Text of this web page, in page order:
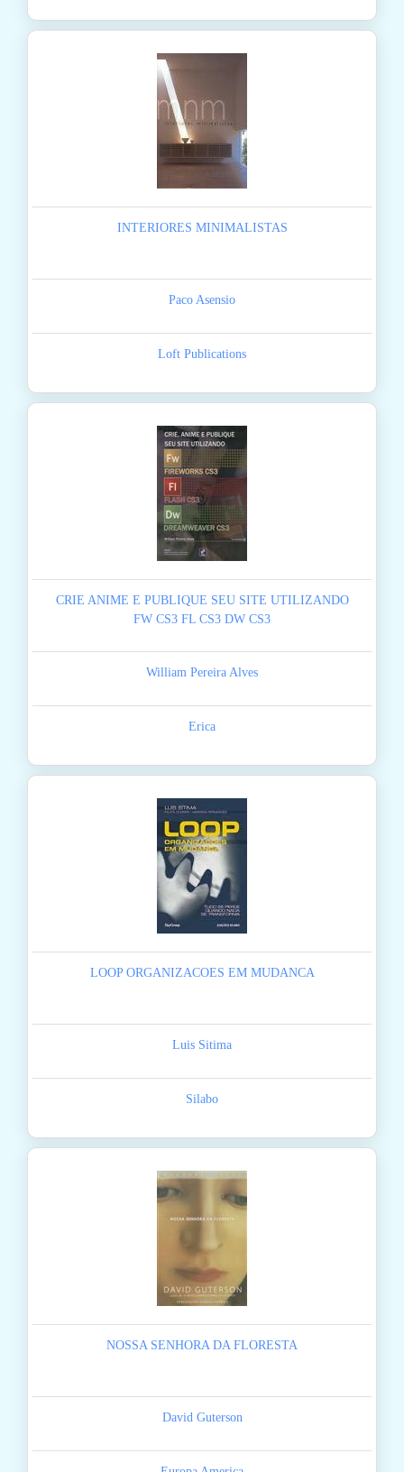
INTERIORES MINIMALISTAS
Paco Asensio
Loft Publications
CRIE ANIME E PUBLIQUE SEU SITE UTILIZANDO
FW CS3 FL CS3 DW CS3
William Pereira Alves
Erica
LOOP ORGANIZACOES EM MUDANCA
Luis Sitima
Silabo
NOSSA SENHORA DA FLORESTA
David Guterson